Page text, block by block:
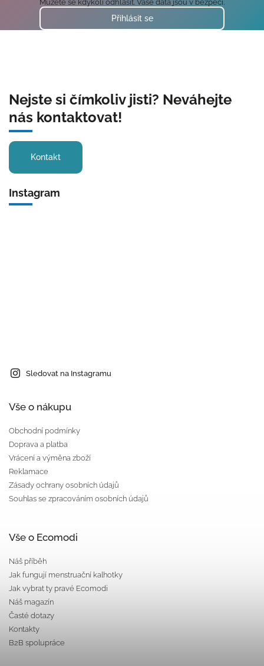
Můžete se kdykoli odhlásit. Vaše data jsou v bezpečí.
Přihlásit se
Nejste si čímkoliv jisti? Neváhejte
nás kontaktovat!
Kontakt
Instagram
Sledovat na Instagramu
Vše o nákupu
Obchodní podmínky
Doprava a platba
Vrácení a výměna zboží
Reklamace
Zásady ochrany osobních údajů
Souhlas se zpracováním osobních údajů
Vše o Ecomodi
Náš příběh
Jak fungují menstruační kalhotky
Jak vybrat ty pravé Ecomodi
Náš magazín
Časté dotazy
Kontakty
B2B spolupráce